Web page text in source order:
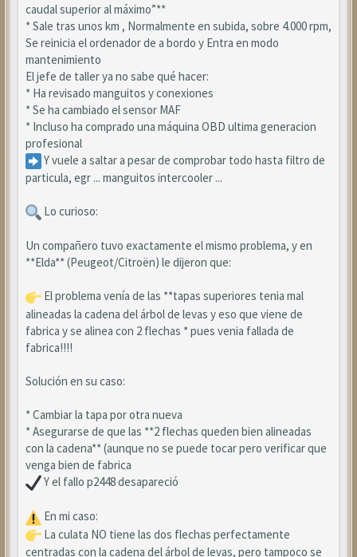
caudal superior al máximo”**
* Sale tras unos km , Normalmente en subida, sobre 4.000 rpm,
Se reinicia el ordenador de a bordo y Entra en modo
mantenimiento
El jefe de taller ya no sabe qué hacer:
* Ha revisado manguitos y conexiones
* Se ha cambiado el sensor MAF
* Incluso ha comprado una máquina OBD ultima generacion
profesional
Y vuele a saltar a pesar de comprobar todo hasta filtro de
particula, egr ... manguitos intercooler ...
Lo curioso:
Un compañero tuvo exactamente el mismo problema, y en
**Elda** (Peugeot/Citroën) le dijeron que:
El problema venía de las **tapas superiores tenia mal
alineadas la cadena del árbol de levas y eso que viene de
fabrica y se alinea con 2 flechas * pues venia fallada de
fabrica!!!!
Solución en su caso:
* Cambiar la tapa por otra nueva
* Asegurarse de que las **2 flechas queden bien alineadas
con la cadena** (aunque no se puede tocar pero verificar que
venga bien de fabrica
Y el fallo p2448 desapareció
En mi caso:
La culata NO tiene las dos flechas perfectamente
centradas con la cadena del árbol de levas, pero tampoco se